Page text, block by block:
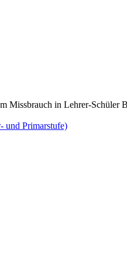
Missbrauch in Lehrer-Schüler
und Primarstufe)